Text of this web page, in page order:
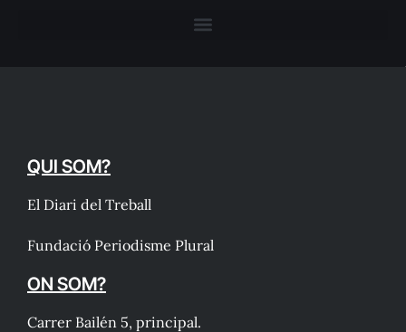
QUI SOM?
El Diari del Treball
Fundació Periodisme Plural
ON SOM?
Carrer Bailén 5, principal.